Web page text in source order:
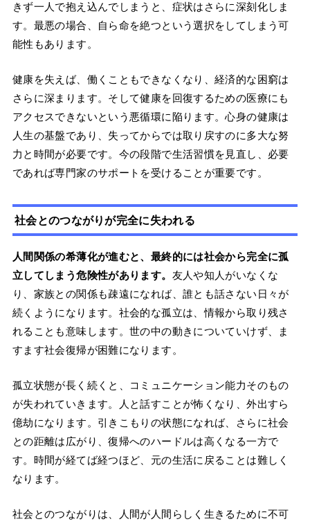
きず一人で抱え込んでしまうと、症状はさらに深刻化しま
す。最悪の場合、自ら命を絶つという選択をしてしまう可
能性もあります。
健康を失えば、働くこともできなくなり、経済的な困窮は
さらに深まります。そして健康を回復するための医療にも
アクセスできないという悪循環に陥ります。心身の健康は
人生の基盤であり、失ってからでは取り戻すのに多大な努
力と時間が必要です。今の段階で生活習慣を見直し、必要
であれば専門家のサポートを受けることが重要です。
社会とのつながりが完全に失われる
人間関係の希薄化が進むと、最終的には社会から完全に孤
立してしまう危険性があります。 友人や知人がいなくな
り、家族との関係も疎遠になれば、誰とも話さない日々が
続くようになります。社会的な孤立は、情報から取り残さ
れることも意味します。世の中の動きについていけず、ま
すます社会復帰が困難になります。
孤立状態が長く続くと、コミュニケーション能力そのもの
が失われていきます。人と話すことが怖くなり、外出すら
億劫になります。引きこもりの状態になれば、さらに社会
との距離は広がり、復帰へのハードルは高くなる一方で
す。時間が経てば経つほど、元の生活に戻ることは難しく
なります。
社会とのつながりは、人間が人間らしく生きるために不可